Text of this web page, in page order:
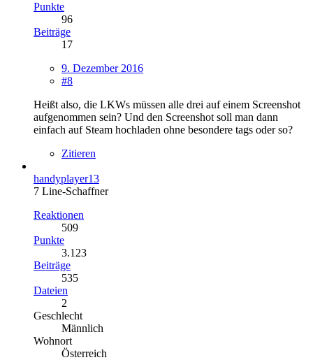
Punkte
96
Beiträge
17
9. Dezember 2016
#8
Heißt also, die LKWs müssen alle drei auf einem Screenshot
aufgenommen sein? Und den Screenshot soll man dann
einfach auf Steam hochladen ohne besondere tags oder so?
Zitieren
handyplayer13
7 Line-Schaffner
Reaktionen
509
Punkte
3.123
Beiträge
535
Dateien
2
Geschlecht
Männlich
Wohnort
Österreich